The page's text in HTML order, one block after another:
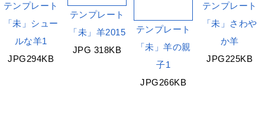
テンプレート
「未」シュー
ルな羊1
JPG294KB
テンプレート
「未」羊2015
JPG 318KB
テンプレート
「未」羊の親
子1
JPG266KB
テンプレート
「未」さわや
か羊
JPG225KB